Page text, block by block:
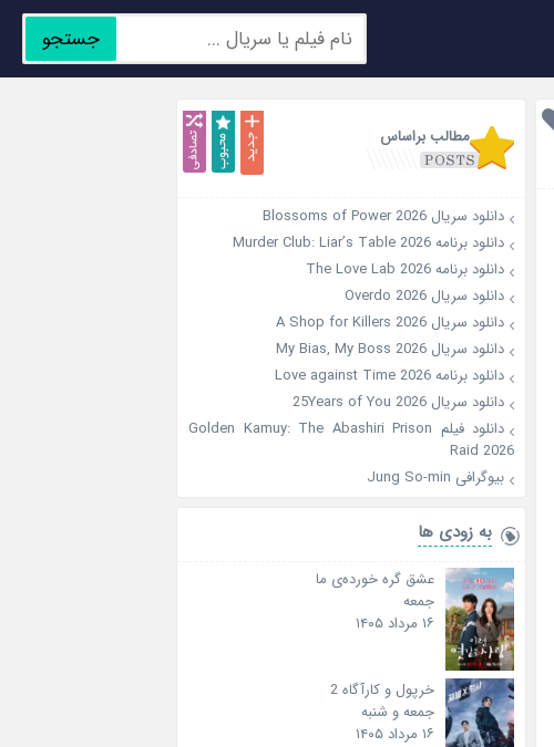
جستجو
مطالب براساس
دانلود سریال Blossoms of Power 2026
دانلود برنامه Murder Club: Liar’s Table 2026
دانلود برنامه The Love Lab 2026
دانلود سریال Overdo 2026
دانلود سریال A Shop for Killers 2026
دانلود سریال My Bias, My Boss 2026
دانلود برنامه Love against Time 2026
دانلود سریال 25Years of You 2026
دانلود فیلم Golden Kamuy: The Abashiri Prison
Raid 2026
بیوگرافی Jung So-min
به زودی ها
عشق گره خورده‌ی ما
جمعه
۱۶ مرداد ۱۴۰۵
خرپول و کارآگاه 2
جمعه و شنبه
۱۶ مرداد ۱۴۰۵